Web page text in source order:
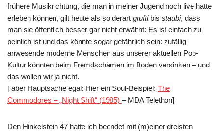
frühere Musikrichtung, die man in meiner Jugend noch live hatte
erleben können, gilt heute als so derart gruftibis staubi, dass
man sie öffentlich besser gar nicht erwähnt: Es ist einfach zu
peinlich ist und das könnte sogar gefährlich sein: zufällig
anwesende moderne Menschen aus unserer aktuellen Pop-
Kultur könnten beim Fremdschämen im Boden versinken – und
das wollen wir ja nicht.
[ aber Hauptsache egal: Hier ein Soul-Beispiel: The
Commodores – „Night Shift“ (1985) – MDA Telethon]
Den Hinkelstein 47 hatte ich beendet mit (m)einer dreisten